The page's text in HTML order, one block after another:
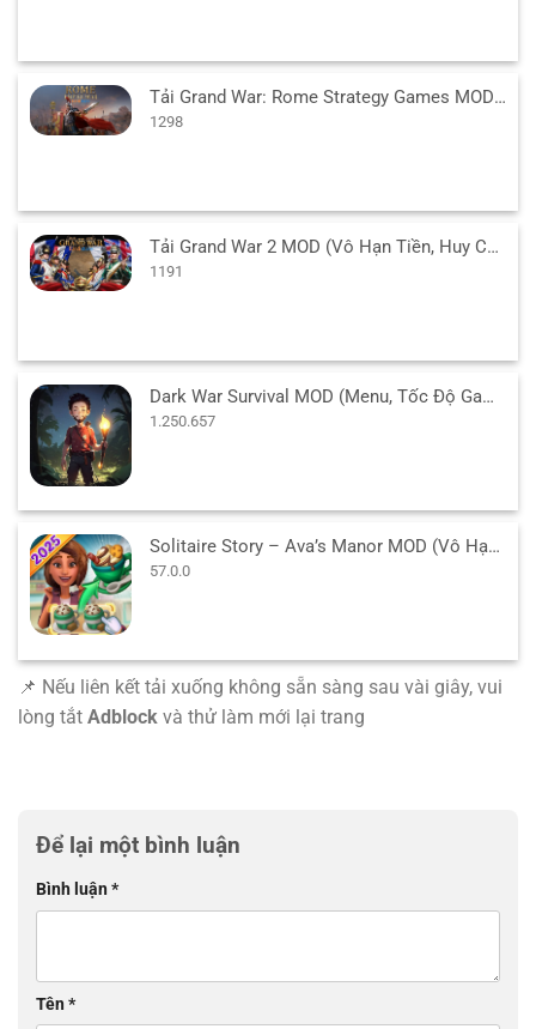
Tải Grand War: Rome Strategy Games MOD (Vô Hạn Tiền) 1298 APK
1298
Tải Grand War 2 MOD (Vô Hạn Tiền, Huy Chương) v1191 APK
1191
Dark War Survival MOD (Menu, Tốc Độ Game) v1.250.657 APK
1.250.657
Solitaire Story – Ava’s Manor MOD (Vô Hạn Sao) v57.0.0 APK
57.0.0
📌 Nếu liên kết tải xuống không sẵn sàng sau vài giây, vui
lòng tắt Adblock và thử làm mới lại trang
Để lại một bình luận
Bình luận*
Tên*